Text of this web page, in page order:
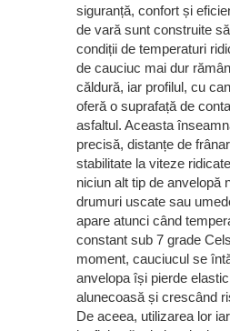
siguranță, confort și
de vară sunt construite
condiții de temperaturi
de cauciuc mai dur
căldură, iar profilul, cu
oferă o suprafață de
asfaltul. Aceasta
precisă, distanțe de
stabilitate la viteze
niciun alt tip de anvelopă
drumuri uscate sau
apare atunci când
constant sub 7 grade
moment, cauciucul se
anvelopa își pierde
alunecoasă și crescând
De aceea, utilizarea lor